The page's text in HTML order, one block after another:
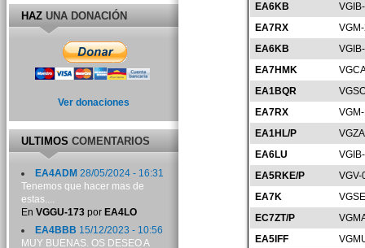
EA6KB
EA7RX
EA6KB
EA7HMK
EA1BQR
EA7RX
EA1HL/P
EA6LU
EA5RKE/P
VGV-
EA7K
EC7ZT/P
EA5IFF
HAZUNA DONACIÓN
Ver donaciones
ULTIMOSCOMENTARIOS
EA4ADM 28/05/2024 - 16:31
Tenemos que hacer mas de
estas....
En VGGU-173por EA4LO
EA4BBB 15/12/2023 - 10:56
MUY BUENAS. OS DESEO A